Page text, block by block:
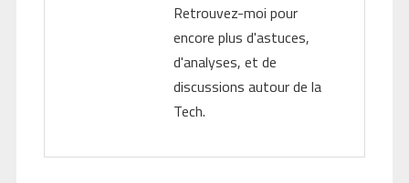
Retrouvez-moi pour
encore plus d'astuces,
d'analyses, et de
discussions autour de la
Tech.